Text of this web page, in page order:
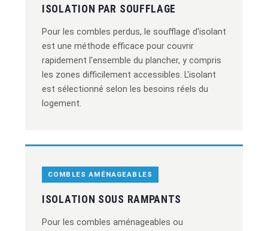
ISOLATION PAR SOUFFLAGE
Pour les combles perdus, le soufflage d'isolant
est une méthode efficace pour couvrir
rapidement l'ensemble du plancher, y compris
les zones difficilement accessibles. L'isolant
est sélectionné selon les besoins réels du
logement.
COMBLES AMÉNAGEABLES
ISOLATION SOUS RAMPANTS
Pour les combles aménageables ou